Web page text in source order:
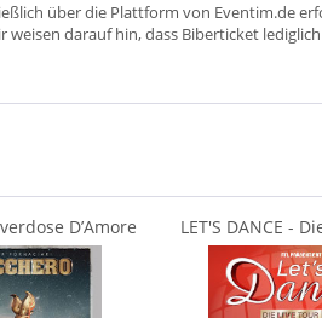
über die Plattform von Eventim.de
darauf hin, dass Biberticket
D’Amore
2026
LET'S DANCE -
2026